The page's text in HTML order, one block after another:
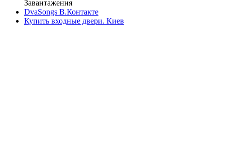
Завантаження
DvaSongs В.Контакте
Купить входные двери. Киев